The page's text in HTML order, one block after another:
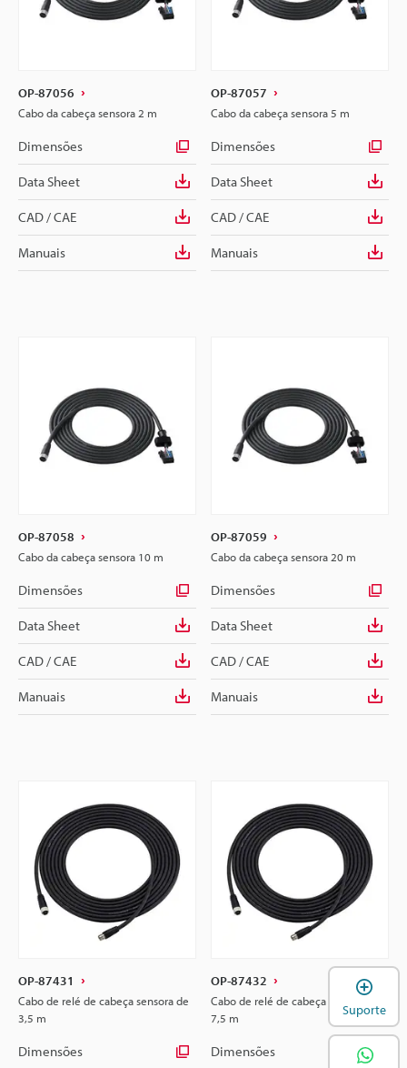
OP-87056
Cabo da cabeça sensora 2 m
Dimensões
Data Sheet
CAD / CAE
Manuais
OP-87057
Cabo da cabeça sensora 5 m
Dimensões
Data Sheet
CAD / CAE
Manuais
OP-87058
Cabo da cabeça sensora 10 m
Dimensões
Data Sheet
CAD / CAE
Manuais
OP-87059
Cabo da cabeça sensora 20 m
Dimensões
Data Sheet
CAD / CAE
Manuais
OP-87431
Cabo de relé de cabeça sensora de
3,5 m
Dimensões
OP-87432
Cabo de relé de cabeça sensora de
7,5 m
Dimensões
Suporte